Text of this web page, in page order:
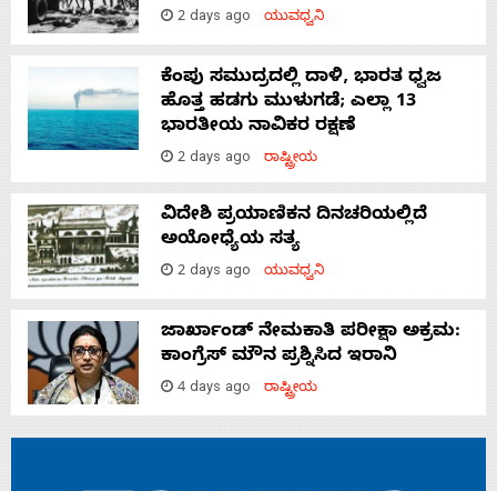
2 days ago ಯುವಧ್ವನಿ
ಕೆಂಪು ಸಮುದ್ರದಲ್ಲಿ ದಾಳಿ, ಭಾರತ ಧ್ವಜ
ಹೊತ್ತ ಹಡಗು ಮುಳುಗಡೆ; ಎಲ್ಲಾ 13
ಭಾರತೀಯ ನಾವಿಕರ ರಕ್ಷಣೆ
2 days ago ರಾಷ್ಟ್ರೀಯ
ವಿದೇಶಿ ಪ್ರಯಾಣಿಕನ ದಿನಚರಿಯಲ್ಲಿದೆ
ಅಯೋಧ್ಯೆಯ ಸತ್ಯ
2 days ago ಯುವಧ್ವನಿ
ಜಾರ್ಖಾಂಡ್‌ ನೇಮಕಾತಿ ಪರೀಕ್ಷಾ ಅಕ್ರಮ:
ಕಾಂಗ್ರೆಸ್‌ ಮೌನ ಪ್ರಶ್ನಿಸಿದ ಇರಾನಿ
4 days ago ರಾಷ್ಟ್ರೀಯ